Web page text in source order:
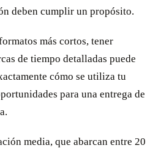
deben cumplir un propósito.
más cortos, tener
de tiempo detalladas puede
cómo se utiliza tu
para una entrega de
media, que abarcan entre 20